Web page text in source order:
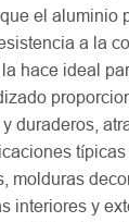
el aluminio
a la
hace ideal
duraderos,
molduras
interiores y